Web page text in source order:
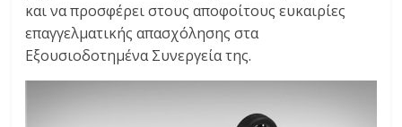
και να προσφέρει στους αποφοίτους ευκαιρίες
επαγγελματικής απασχόλησης στα
Εξουσιοδοτημένα Συνεργεία της.